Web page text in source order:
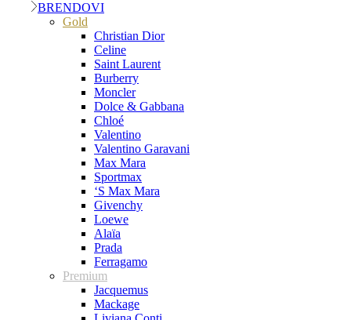
BRENDOVI
Gold
Christian Dior
Celine
Saint Laurent
Burberry
Moncler
Dolce & Gabbana
Chloé
Valentino
Valentino Garavani
Max Mara
Sportmax
‘S Max Mara
Givenchy
Loewe
Alaïa
Prada
Ferragamo
Premium
Jacquemus
Mackage